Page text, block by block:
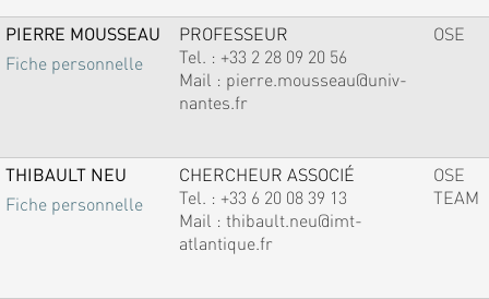
PIERRE MOUSSEAU
Fiche personnelle
PROFESSEUR
Tel. : +33 2 28 09 20 56
Mail : pierre.mousseau@univ-
nantes.fr
OSE
THIBAULT NEU
Fiche personnelle
CHERCHEUR ASSOCIÉ
Tel. : +33 6 20 08 39 13
Mail : thibault.neu@imt-
atlantique.fr
OSE
TEAM